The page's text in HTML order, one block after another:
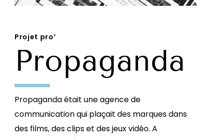
Projet pro’
Propaganda
Propaganda était une agence de
communication qui plaçait des marques dans
des films, des clips et des jeux vidéo. A